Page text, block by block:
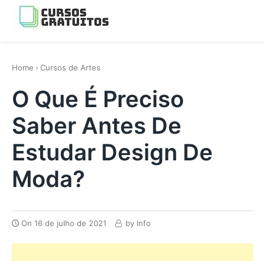
content
Home › Cursos de Artes
O Que É Preciso
Saber Antes De
Estudar Design De
Moda?
On 16 de julho de 2021 by Info